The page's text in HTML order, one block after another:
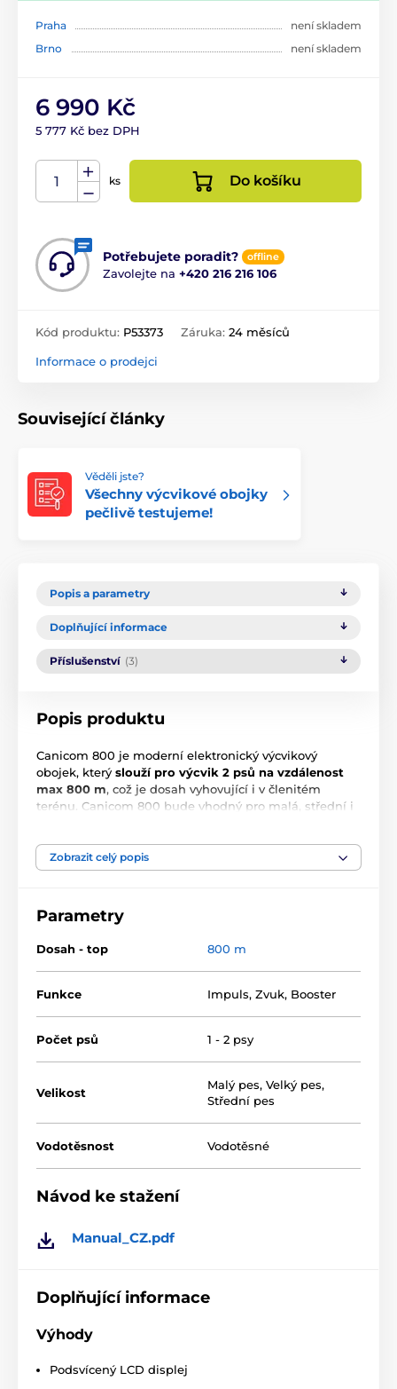
Praha
není skladem
Brno
není skladem
6 990 Kč
5 777 Kč bez DPH
ks Do košíku
Potřebujete poradit? offline
Zavolejte na +420 216 216 106
Kód produktu: P53373 Záruka: 24 měsíců
Informace o prodejci
Související články
Věděli jste?
Všechny výcvikové obojky
pečlivě testujeme!
Popis a parametry
Doplňující informace
Příslušenství (3)
Popis produktu
Canicom 800 je moderní elektronický výcvikový
obojek, který slouží pro výcvik 2 psů na vzdálenost
max 800 m, což je dosah vyhovující i v členitém
terénu. Canicom 800 bude vhodný pro malá, střední i
úrovních. Pokud počítáte v budoucnu s použitím pro
dva psy, doporučujeme dokoupit další přijímač.
vyslání intenzivnějšího impulsu, tzv.
úroveň je možné předem naprogramovat na vhodnou
velikost, která má být o 1 až více úrovní vyšší než je
běžně používaná při výcviku. Toto "pohotovostní"
tlačítko je pak možno použít v nouzové situaci, kdy je
např. třeba rychle a důrazně zastavit psa, který utíká
Zobrazit celý popis
Parametry
Dosah - top 800 m
Funkce Impuls, Zvuk, Booster
Počet psů 1 - 2 psy
Velikost
Malý pes, Velký pes,
Střední pes
Vodotěsnost Vodotěsné
Návod ke stažení
Manual_CZ.pdf
Doplňující informace
Výhody
Podsvícený LCD displej